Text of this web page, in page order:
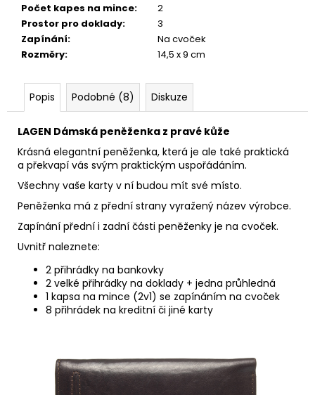
Počet kapes na mince:
2
Prostor pro doklady:
3
Zapínání:
Na cvoček
Rozměry: 14,5 x 9 cm
Popis Podobné (8) Diskuze
LAGEN Dámská peněženka z pravé kůže
Krásná elegantní peněženka, která je ale také praktická
a překvapí vás svým praktickým uspořádáním.
Všechny vaše karty v ní budou mít své místo.
Peněženka má z přední strany vyražený název výrobce.
Zapínání přední i zadní části peněženky je na cvoček.
Uvnitř naleznete:
2 přihrádky na bankovky
2 velké přihrádky na doklady + jedna průhledná
1 kapsa na mince (2v1) se zapínáním na cvoček
8 přihrádek na kreditní či jiné karty